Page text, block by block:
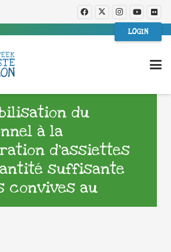
LOGIN
du
à la
d’assiettes
suffisante
convives au